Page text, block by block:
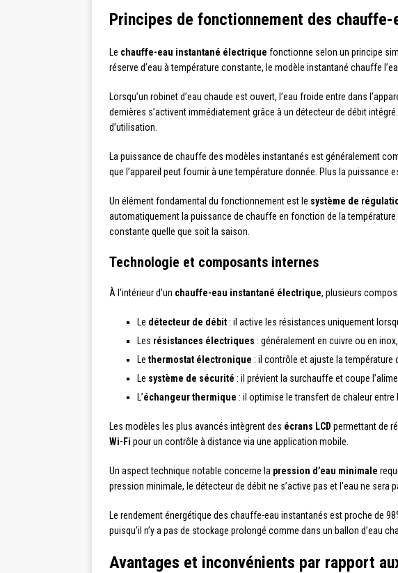
Principes de fonctionnement des
Le chauffe-eau instantané électrique fonctionne selon un principe
réserve d’eau à température constante, le modèle instantané chauffe
Lorsqu’un robinet d’eau chaude est ouvert, l’eau froide entre dans
dernières s’activent immédiatement grâce à un détecteur de débit
d’utilisation.
La puissance de chauffe des modèles instantanés est généralement
que l’appareil peut fournir à une température donnée. Plus la puissance
Un élément fondamental du fonctionnement est le système de
automatiquement la puissance de chauffe en fonction de la
constante quelle que soit la saison.
Technologie et composants internes
À l’intérieur d’un chauffe-eau instantané électrique, plusieurs
Le détecteur de débit : il active les résistances uniquement
Les résistances électriques : généralement en cuivre ou en
Le thermostat électronique : il contrôle et ajuste la température
Le système de sécurité : il prévient la surchauffe et coupe
L’échangeur thermique : il optimise le transfert de chaleur entre
Les modèles les plus avancés intègrent des écrans LCD permettant de
Wi-Fi pour un contrôle à distance via une application mobile.
Un aspect technique notable concerne la pression d’eau minimale
pression minimale, le détecteur de débit ne s’active pas et l’eau ne sera
Le rendement énergétique des chauffe-eau instantanés est proche de
puisqu’il n’y a pas de stockage prolongé comme dans un ballon d’eau
Avantages et inconvénients par rapport